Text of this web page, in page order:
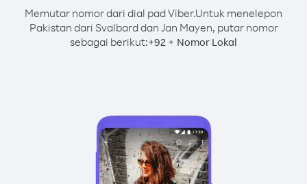
Memutar nomor dari dial pad Viber.Untuk menelepon
Pakistan dari Svalbard dan Jan Mayen, putar nomor
sebagai berikut:+92 + Nomor Lokal